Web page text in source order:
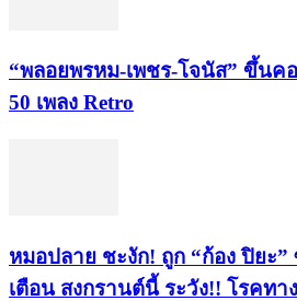
“พลอยพรหม-เพชร-โจนัส” ขึ้นค
50 เพลง Retro
หมอปลาย ชะงัก! ถูก “ก้อง ปิยะ”
เตือน สงกรานต์นี้ ระวัง!! โรคทา